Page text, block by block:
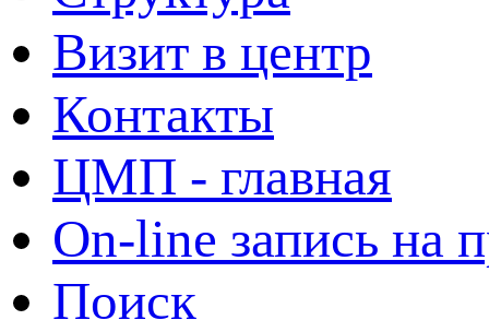
Визит в центр
Контакты
ЦМП - главная
On-line запись на
Поиск